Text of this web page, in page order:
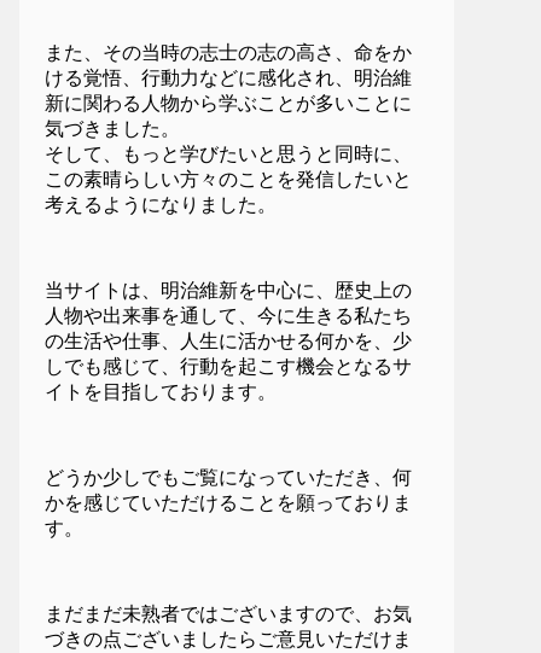
また、その当時の志士の志の高さ、命をか
ける覚悟、行動力などに感化され、明治維
新に関わる人物から学ぶことが多いことに
気づきました。
そして、もっと学びたいと思うと同時に、
この素晴らしい方々のことを発信したいと
考えるようになりました。
当サイトは、明治維新を中心に、歴史上の
人物や出来事を通して、今に生きる私たち
の生活や仕事、人生に活かせる何かを、少
しでも感じて、行動を起こす機会となるサ
イトを目指しております。
どうか少しでもご覧になっていただき、何
かを感じていただけることを願っておりま
す。
まだまだ未熟者ではございますので、お気
づきの点ございましたらご意見いただけま